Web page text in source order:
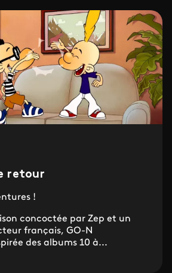
retour
!
concoctée par Zep et un
français, GO-N
des albums 10 à...